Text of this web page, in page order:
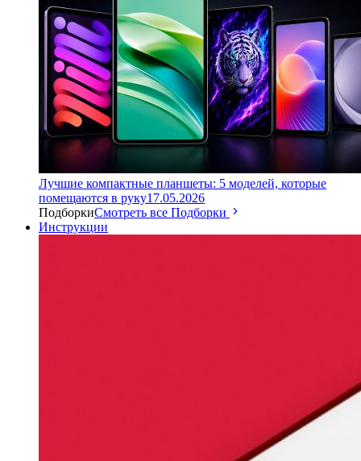
Лучшие компактные планшеты: 5 моделей, которые
помещаются в руку17.05.2026
ПодборкиСмотреть все Подборки
Инструкции